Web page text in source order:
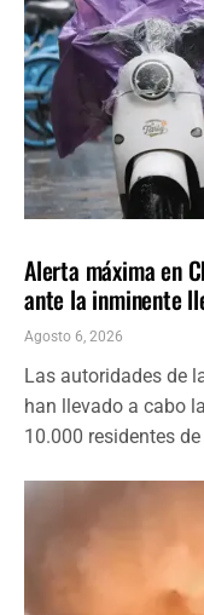
Alerta máxima en
ante la inminente
Agosto 6, 2026
Las autoridades de
han llevado a cabo
10.000 residentes